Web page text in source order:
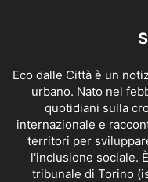
Eco dalle Città è un
urbano. Nato nel
quotidiani sulla
internazionale e
territori per
l'inclusione sociale.
tribunale di Torino